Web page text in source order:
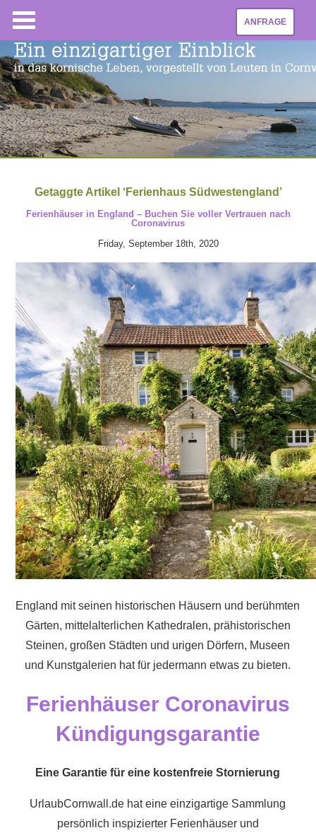
ANFRAGE
Getaggte Artikel ‘Ferienhaus Südwestengland’
Ferienhäuser in England – Buchen Sie voller Vertrauen nach
Coronavirus
Friday, September 18th, 2020
England mit seinen historischen Häusern und berühmten
Gärten, mittelalterlichen Kathedralen, prähistorischen
Steinen, großen Städten und urigen Dörfern, Museen
und Kunstgalerien hat für jedermann etwas zu bieten.
Ferienhäuser Coronavirus
Kündigungsgarantie
Eine Garantie für eine kostenfreie Stornierung
UrlaubCornwall.de hat eine einzigartige Sammlung
persönlich inspizierter Ferienhäuser und